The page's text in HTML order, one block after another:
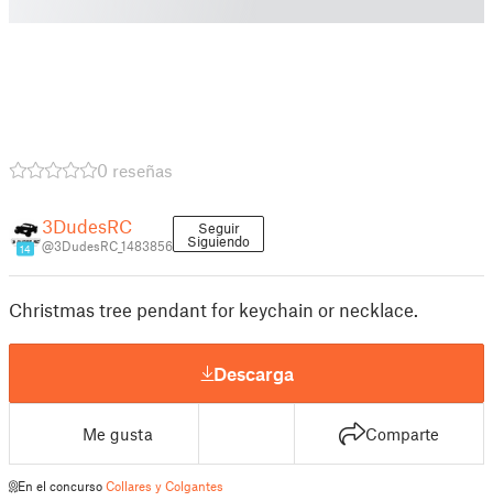
0 reseñas
14
3DudesRC
@3DudesRC_1483856
Seguir
Siguiendo
Christmas tree pendant for keychain or necklace.
Descarga
Me gusta Comparte
En el concurso Collares y Colgantes